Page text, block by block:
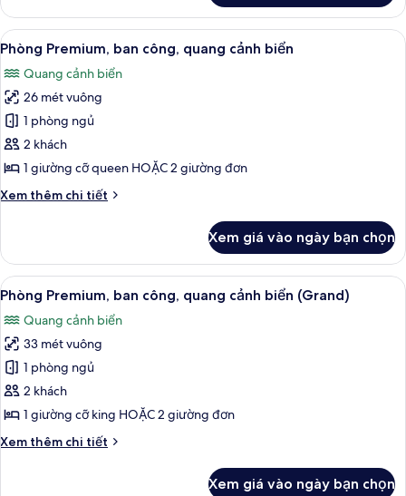
Phòng
Premium,
hiên,
quang
cảnh
biển
(Panoramic)
Xem
tất
cả
ảnh
Phòng
Premium,
ban
quang
Phòng Premium, ban công, quang
4
Phòng Premium, ban công, quang cảnh biển
Quang cảnh biển
26 mét vuông
1 phòng ngủ
2 khách
1 giường cỡ queen HOẶC 2 giường đơn
Xem thêm chi tiết
Chi
Phòng
Premium,
ban
quang
cảnh
biển
Xem giá vào ngày bạn chọn
Xem
tất
cả
ảnh
Phòng
Premium,
ban
quang
Bộ đồ giường kháng dị ứng,
4
Phòng Premium, ban công, quang cảnh biển (Grand)
Quang cảnh biển
33 mét vuông
1 phòng ngủ
2 khách
1 giường cỡ king HOẶC 2 giường đơn
Xem thêm chi tiết
Chi
Xem giá vào ngày bạn chọn